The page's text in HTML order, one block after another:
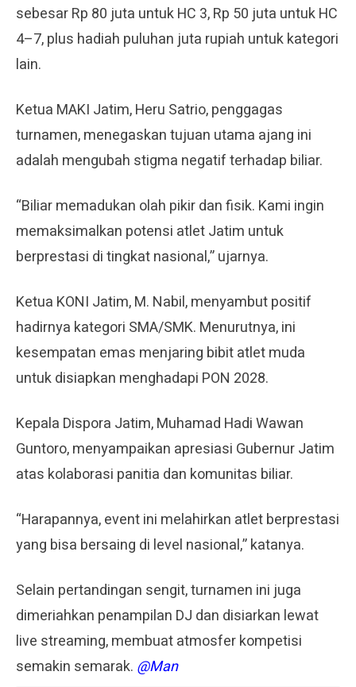
sebesar Rp 80 juta untuk HC 3, Rp 50 juta untuk HC
4–7, plus hadiah puluhan juta rupiah untuk kategori
lain.
Ketua MAKI Jatim, Heru Satrio, penggagas
turnamen, menegaskan tujuan utama ajang ini
adalah mengubah stigma negatif terhadap biliar.
“Biliar memadukan olah pikir dan fisik. Kami ingin
memaksimalkan potensi atlet Jatim untuk
berprestasi di tingkat nasional,” ujarnya.
Ketua KONI Jatim, M. Nabil, menyambut positif
hadirnya kategori SMA/SMK. Menurutnya, ini
kesempatan emas menjaring bibit atlet muda
untuk disiapkan menghadapi PON 2028.
Kepala Dispora Jatim, Muhamad Hadi Wawan
Guntoro, menyampaikan apresiasi Gubernur Jatim
atas kolaborasi panitia dan komunitas biliar.
“Harapannya, event ini melahirkan atlet berprestasi
yang bisa bersaing di level nasional,” katanya.
Selain pertandingan sengit, turnamen ini juga
dimeriahkan penampilan DJ dan disiarkan lewat
live streaming, membuat atmosfer kompetisi
semakin semarak. @Man